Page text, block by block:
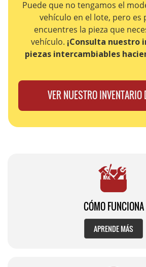
Puede que no tengamos el
vehículo en el lote, pero es
encuentres la pieza que
vehículo. ¡Consulta nuestro
piezas intercambiables
VER NUESTRO INVENTARIO
CÓMO FUNCIONA
APRENDE MÁS